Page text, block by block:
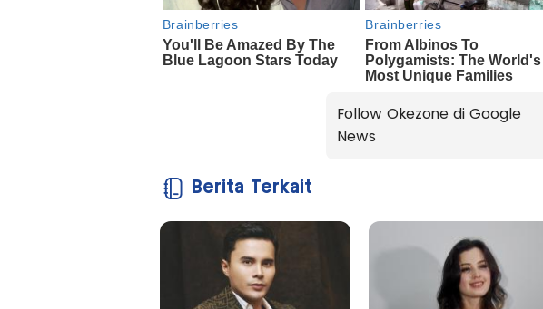
Follow Okezone di Google
News
Berita Terkait